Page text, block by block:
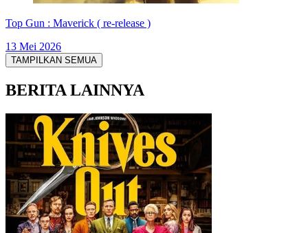
Top Gun : Maverick ( re-release )
13 Mei 2026
TAMPILKAN SEMUA
BERITA LAINNYA